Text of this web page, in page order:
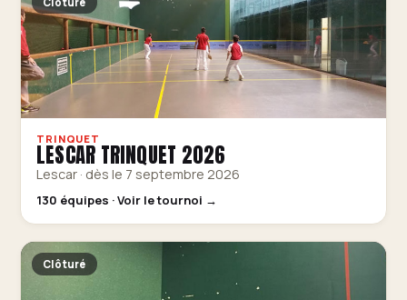
TRINQUET
LESCAR TRINQUET 2026
Lescar · dès le 7 septembre 2026
130 équipes · Voir le tournoi →
Clôturé